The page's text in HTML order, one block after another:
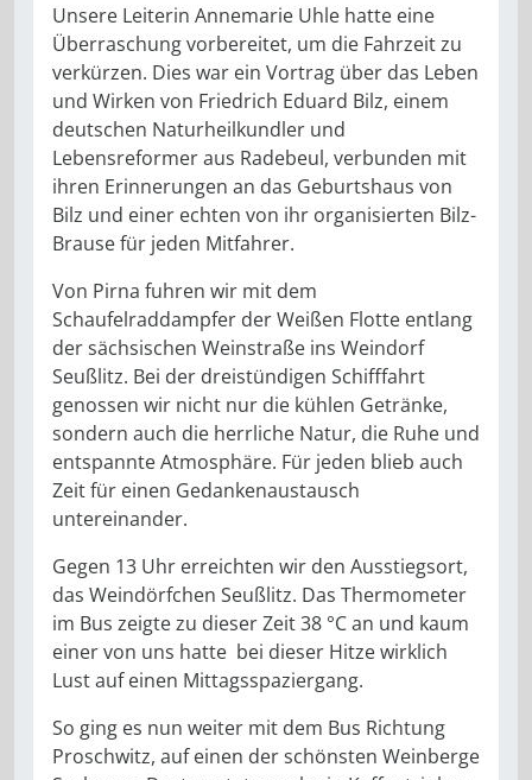
Unsere Leiterin Annemarie Uhle hatte eine
Überraschung vorbereitet, um die Fahrzeit zu
verkürzen. Dies war ein Vortrag über das Leben
und Wirken von Friedrich Eduard Bilz, einem
deutschen Naturheilkundler und
Lebensreformer aus Radebeul, verbunden mit
ihren Erinnerungen an das Geburtshaus von
Bilz und einer echten von ihr organisierten Bilz-
Brause für jeden Mitfahrer.
Von Pirna fuhren wir mit dem
Schaufelraddampfer der Weißen Flotte entlang
der sächsischen Weinstraße ins Weindorf
Seußlitz. Bei der dreistündigen Schifffahrt
genossen wir nicht nur die kühlen Getränke,
sondern auch die herrliche Natur, die Ruhe und
entspannte Atmosphäre. Für jeden blieb auch
Zeit für einen Gedankenaustausch
untereinander.
Gegen 13 Uhr erreichten wir den Ausstiegsort,
das Weindörfchen Seußlitz. Das Thermometer
im Bus zeigte zu dieser Zeit 38 °C an und kaum
einer von uns hatte bei dieser Hitze wirklich
Lust auf einen Mittagsspaziergang.
So ging es nun weiter mit dem Bus Richtung
Proschwitz, auf einen der schönsten Weinberge